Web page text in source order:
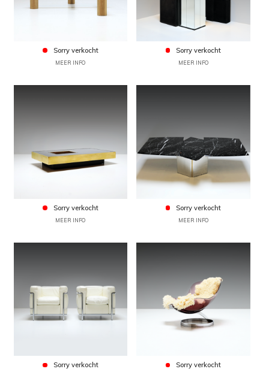
Sorry verkocht
MEER INFO
Sorry verkocht
MEER INFO
Sorry verkocht
MEER INFO
Sorry verkocht
MEER INFO
Sorry verkocht Sorry verkocht